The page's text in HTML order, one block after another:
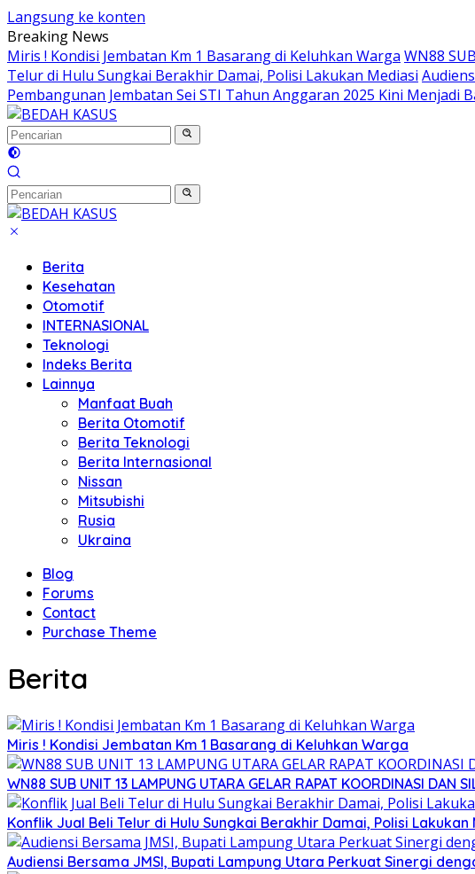
Langsung ke konten
Breaking News
Miris ! Kondisi Jembatan Km 1 Basarang di Keluhkan Warga WN88
Telur di Hulu Sungkai Berakhir Damai, Polisi Lakukan Mediasi
Pembangunan Jembatan Sei STI Tahun Anggaran 2025 Kini Menjadi
Berita
Kesehatan
Otomotif
INTERNASIONAL
Teknologi
Indeks Berita
Lainnya
Manfaat Buah
Berita Otomotif
Berita Teknologi
Berita Internasional
Nissan
Mitsubishi
Rusia
Ukraina
Blog
Forums
Contact
Purchase Theme
Berita
Miris ! Kondisi Jembatan Km 1 Basarang di Keluhkan Warga
WN88 SUB UNIT 13 LAMPUNG UTARA GELAR RAPAT KOORDINASI DAN
Konflik Jual Beli Telur di Hulu Sungkai Berakhir Damai, Polisi Lakukan
Audiensi Bersama JMSI, Bupati Lampung Utara Perkuat Sinergi